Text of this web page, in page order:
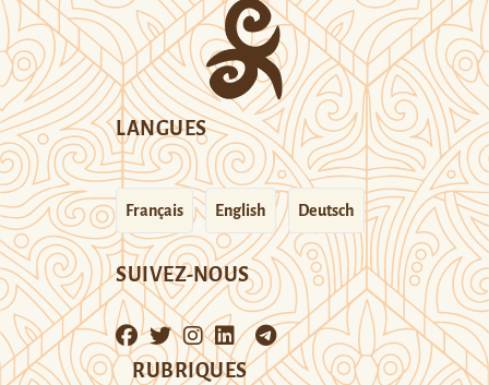
LANGUES
Français English Deutsch
SUIVEZ-NOUS
RUBRIQUES